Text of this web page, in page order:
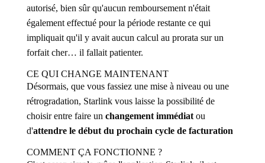
autorisé, bien sûr qu'aucun remboursement n'était
également effectué pour la période restante ce qui
impliquait qu'il y avait aucun calcul au prorata sur un
forfait cher… il fallait patienter.
CE QUI CHANGE MAINTENANT
Désormais, que vous fassiez une mise à niveau ou une
rétrogradation, Starlink vous laisse la possibilité de
choisir entre faire un changement immédiatou
d'attendre le début du prochain cycle de facturation
COMMENT ÇA FONCTIONNE ?